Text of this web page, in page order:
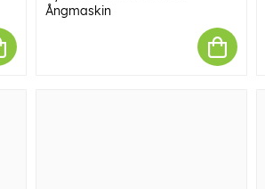
Ångmaskin